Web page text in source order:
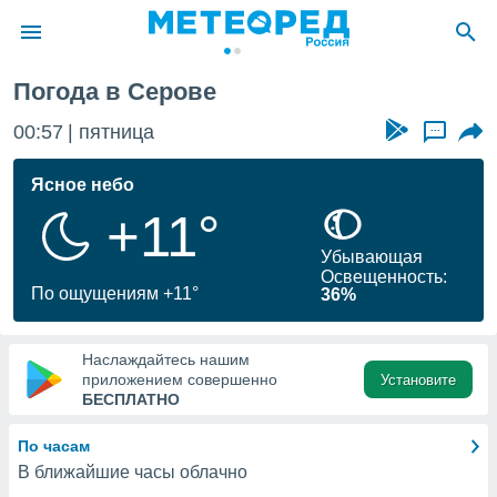
о
Вы можете
к этому
доступ
Погода в Серове
00:57 пятница ...
Ясное небо
+11°
По ощущениям +11°
Убывающая
Освещенность:
36%
Наслаждайтесь нашим
приложением совершенно
БЕСПЛАТНО
Установите
По часам
В ближайшие часы облачно